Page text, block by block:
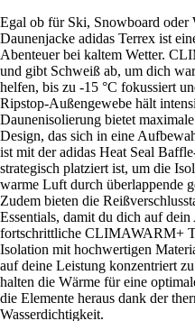
Egal ob für Ski, Snowboard oder
Daunenjacke adidas Terrex ist
Abenteuer bei kaltem Wetter.
und gibt Schweiß ab, um dich
helfen, bis zu -15 °C fokussiert
Ripstop-Außengewebe hält
Daunenisolierung bietet
Design, das sich in eine
ist mit der adidas Heat Seal
strategisch platziert ist, um die
warme Luft durch überlappende
Zudem bieten die
Essentials, damit du dich auf
fortschrittliche CLIMAWARM+
Isolation mit hochwertigen
auf deine Leistung konzentriert
halten die Wärme für eine
die Elemente heraus dank der
Wasserdichtigkeit.